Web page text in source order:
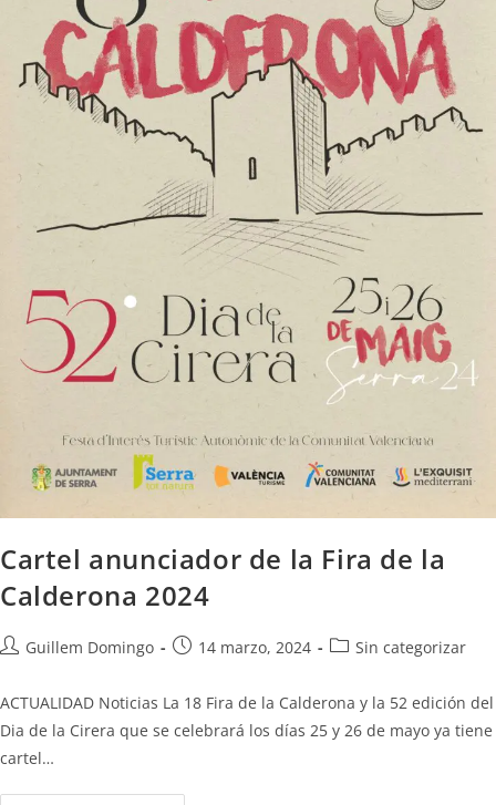
Cartel anunciador de la Fira de la
Calderona 2024
Guillem Domingo 14 marzo, 2024 Sin categorizar
ACTUALIDAD Noticias La 18 Fira de la Calderona y la 52 edición del
Dia de la Cirera que se celebrará los días 25 y 26 de mayo ya tiene
cartel…